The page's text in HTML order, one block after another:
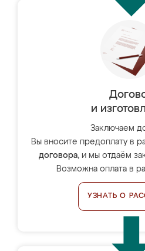
и
Заключаем
Вы вносите предоплату в
договора, и мы отдаём
Возможна оплата в
УЗНАТЬ О